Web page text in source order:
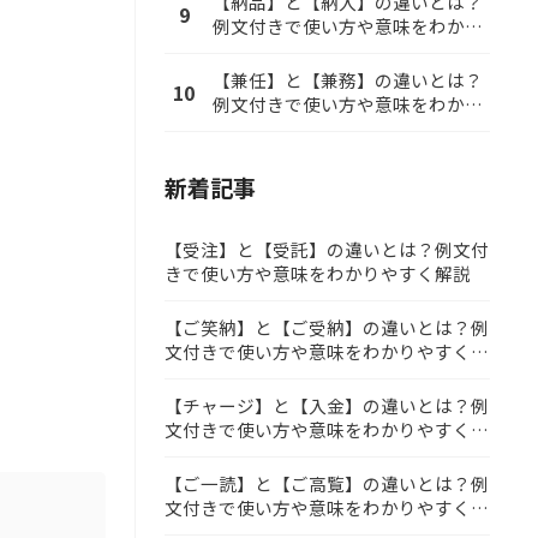
9
例文付きで使い方や意味をわかり
10
【兼任】と【兼務】の違いとは？
例文付きで使い方や意味をわかり
新着記事
【受注】と【受託】の違いとは？例文付
きで使い方や意味をわかりやすく解説
【ご笑納】と【ご受納】の違いとは？例
文付きで使い方や意味をわかりやすく解
【チャージ】と【入金】の違いとは？例
文付きで使い方や意味をわかりやすく解
【ご一読】と【ご高覧】の違いとは？例
文付きで使い方や意味をわかりやすく解